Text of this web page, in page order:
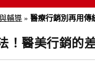
輔導 »醫療行銷別再用傳
！醫美行銷的